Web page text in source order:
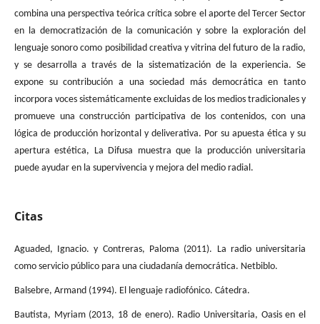
combina una perspectiva teórica crítica sobre el aporte del Tercer Sector
en la democratización de la comunicación y sobre la exploración del
lenguaje sonoro como posibilidad creativa y vitrina del futuro de la radio,
y se desarrolla a través de la sistematización de la experiencia. Se
expone su contribución a una sociedad más democrática en tanto
incorpora voces sistemáticamente excluidas de los medios tradicionales y
promueve una construcción participativa de los contenidos, con una
lógica de producción horizontal y deliverativa. Por su apuesta ética y su
apertura estética, La Difusa muestra que la producción universitaria
puede ayudar en la supervivencia y mejora del medio radial.
Citas
Aguaded, Ignacio. y Contreras, Paloma (2011). La radio universitaria
como servicio público para una ciudadanía democrática. Netbiblo.
Balsebre, Armand (1994). El lenguaje radiofónico. Cátedra.
Bautista, Myriam (2013, 18 de enero). Radio Universitaria, Oasis en el